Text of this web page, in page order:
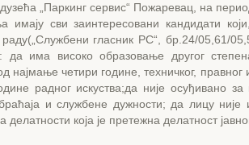
„Паркинг сервис“ Пожаревац, на
имају сви заинтересовани кандидати
гласник РС“, бр.24/05,61/
да има високо образовање другог
најмање четири године, техничког, правног
радног искуства;да није осуђивано за
и службене дужности; да лицу није
која је претежна делатност